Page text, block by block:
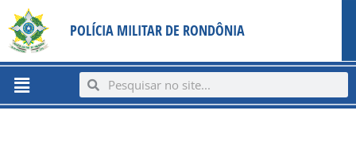
content
para
conteúdo
POLÍCIA MILITAR DE RONDÔNIA
Menu SearchSearch